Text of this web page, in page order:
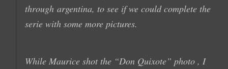
throughargentina, to see if we could complete the
serie with some more pictures.
While Maurice shot the “Don Quixote”photo , I